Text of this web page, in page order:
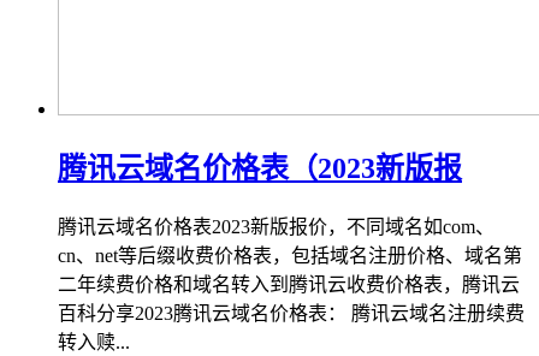
腾讯云域名价格表（2023新版报
腾讯云域名价格表2023新版报价，不同域名如com、
cn、net等后缀收费价格表，包括域名注册价格、域名第
二年续费价格和域名转入到腾讯云收费价格表，腾讯云
百科分享2023腾讯云域名价格表： 腾讯云域名注册续费
转入赎...